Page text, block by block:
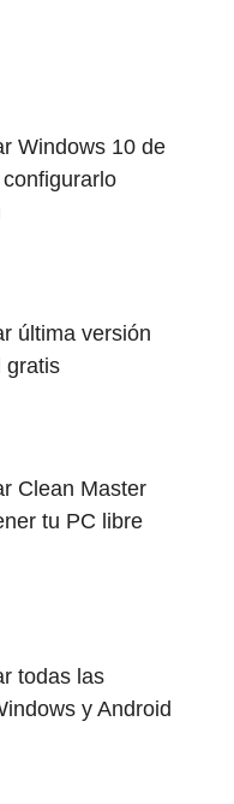
Windows 10 de
última versión
gratis
Clean Master
tu PC libre
todas las
y Android